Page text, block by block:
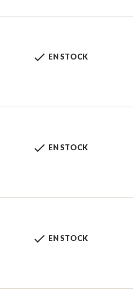
 EN STOCK
 EN STOCK
 EN STOCK